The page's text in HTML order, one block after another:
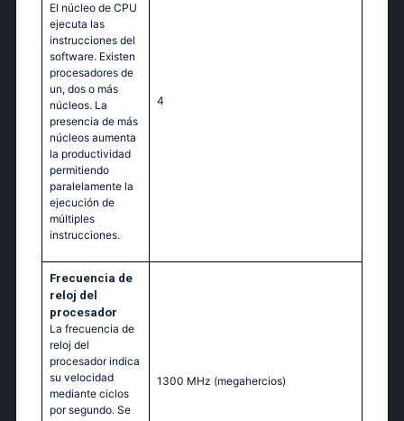
El núcleo de CPU
ejecuta las
instrucciones del
software. Existen
procesadores de
un, dos o más
núcleos. La
presencia de más
núcleos aumenta
la productividad
permitiendo
paralelamente la
ejecución de
múltiples
instrucciones.
4
Frecuencia de
reloj del
procesador
La frecuencia de
reloj del
procesador indica
su velocidad
mediante ciclos
por segundo. Se
1300 MHz (megahercios)